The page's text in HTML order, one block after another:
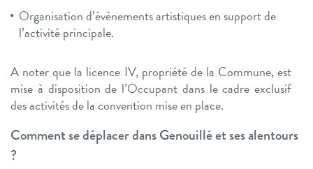
Organisation d’évènements artistiques en support de
l’activité principale.
A noter que la licence IV, propriété de la Commune, est
mise à disposition de l’Occupant dans le cadre exclusif
des activités de la convention mise en place.
Comment se déplacer dans Genouillé et ses alentours
?